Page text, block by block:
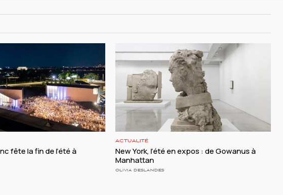
fête la fin de l’été à
ACTUALITÉ
New York, l’été en expos : de Gowanus à
Manhattan
OLIVIA DESLANDES